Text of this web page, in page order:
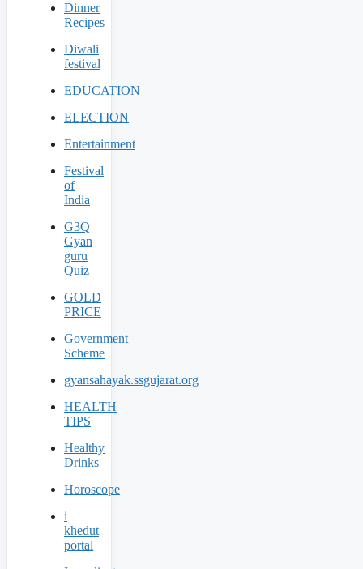
Dinner
Recipes
Diwali
festival
EDUCATION
ELECTION
Entertainment
Festival
of
India
G3Q
Gyan
guru
Quiz
GOLD
PRICE
Government
Scheme
gyansahayak.ssgujarat.org
HEALTH
TIPS
Healthy
Drinks
Horoscope
i
khedut
portal